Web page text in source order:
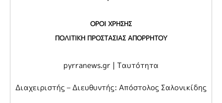
ΟΡΟΙ ΧΡΗΣΗΣ
ΠΟΛΙΤΙΚΗ ΠΡΟΣΤΑΣΙΑΣ ΑΠΟΡΡΗΤΟΥ
pyrranews.gr | Ταυτότητα
Διαχειριστής – Διευθυντής: Απόστολος Σαλονικίδης